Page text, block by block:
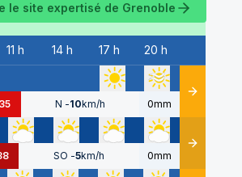
le site expertisé de Grenoble
11 h 14 h 17 h 20 h
35 N -10km/h 0mm Détails
SO -5km/h 0mm Détails